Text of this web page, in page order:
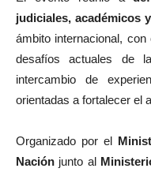
judiciales, académicos
ámbito internacional,
desafíos actuales de
intercambio de
orientadas a fortalecer el
Organizado por el
Nación junto al